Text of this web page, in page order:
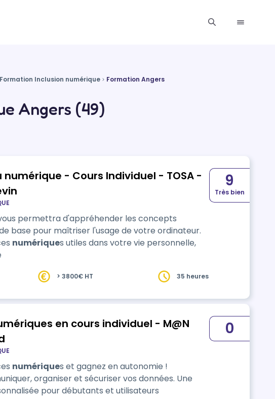
Formation Inclusion numérique Formation Angers
Angers (49)
- Cours Individuel - TOSA -
permettra d'appréhender les concepts
base pour maîtriser l'usage de votre ordinateur.
numériques utiles dans votre vie personnelle,
9
Très bien
> 3800€ HT 35 heures
en cours individuel - M@N
numériques et gagnez en autonomie !
organiser et sécuriser vos données. Une
pour débutants et utilisateurs
0